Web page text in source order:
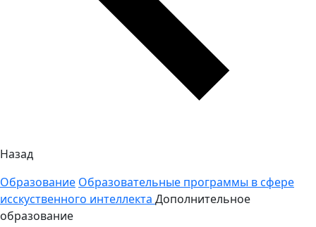
Назад
Образование Образовательные программы в сфере
исскуственного интеллекта Дополнительное
образование